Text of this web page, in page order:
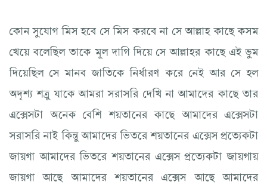
কোন সুযোগ মিস হবে সে মিস করবে না সে আল্লাহ কাছে কসম
খেয়ে বলেছিল তাকে মূল দাগি দিয়ে সে আল্লাহর কাছে এই ভুম
দিয়েছিল সে মানব জাতিকে নির্ধারণ করে নেই আর সে হল
অদৃশ্য শত্রু যাকে আমরা সরাসরি দেখি না আমাদের কাছে তার
এক্সেসটা অনেক বেশি শয়তানের কাছে আমাদের এক্সেসটা
সরাসরি নাই কিন্তু আমাদের ভিতরে শয়তানের এক্সেস প্রত্যেকটা
জায়গা আমাদের ভিতরে শয়তানের এক্সেস প্রত্যেকটা জায়গায়
জায়গা আছে আমাদের শয়তানের এক্সেস আছে আমাদের